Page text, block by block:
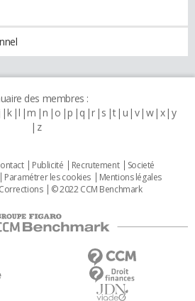
des membres :
k l m n o p q r s t u v w x y
z
Publicité Recrutement
Societé
Paramétrer les cookies
Mentions légales
Corrections © 2022 CCM Benchmark